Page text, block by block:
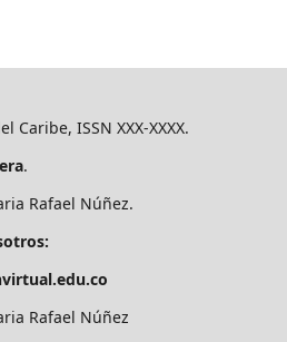
Caribe, ISSN XXX-XXXX.
.
Rafael Núñez.
Rafael Núñez